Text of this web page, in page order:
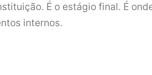
É o estágio final. É
internos.